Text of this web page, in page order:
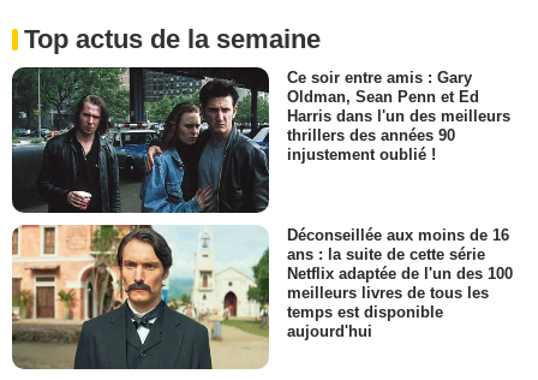
Top actus de la semaine
Ce soir entre amis : Gary
Oldman, Sean Penn et Ed
Harris dans l'un des meilleurs
thrillers des années 90
injustement oublié !
Déconseillée aux moins de 16
ans : la suite de cette série
Netflix adaptée de l'un des 100
meilleurs livres de tous les
temps est disponible
aujourd'hui